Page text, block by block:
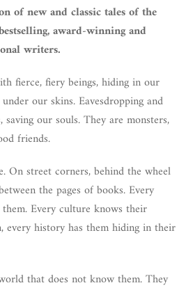
of new and classic tales of the
award-winning and
writers.
fierce, fiery beings, hiding in our
our skins. Eavesdropping and
our souls. They are monsters,
friends.
On street corners, behind the wheel
the pages of books. Every
Every culture knows their
every history has them hiding in their
that does not know them. They